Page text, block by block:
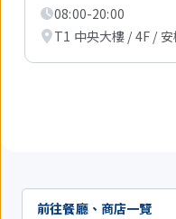
08:00-20:00
T1 中央大樓 / 4F /
前往餐廳、商店一覽